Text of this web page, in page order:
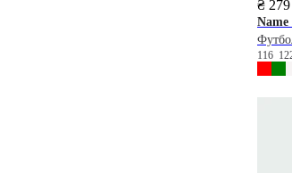
₴ 279
116